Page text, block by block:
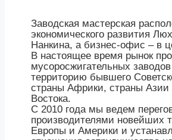
Заводская мастерская
экономического развития
Нанкина, а бизнес-офис – в
В настоящее время рынок
мусоросжигательных
территорию бывшего
страны Африки, страны Азии
Востока.
С 2010 года мы ведем
производителями новейших
Европы и Америки и